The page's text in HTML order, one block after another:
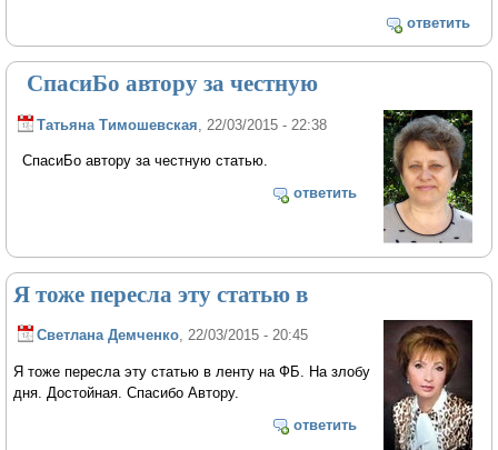
ответить
СпасиБо автору за честную
Татьяна Тимошевская , 22/03/2015 - 22:38
СпасиБо автору за честную статью.
ответить
Я тоже пересла эту статью в
Светлана Демченко, 22/03/2015 - 20:45
Я тоже пересла эту статью в ленту на ФБ. На злобу
дня. Достойная. Спасибо Автору.
ответить